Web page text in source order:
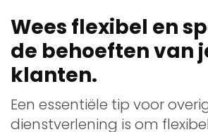
Wees flexibel en
de behoeften van
klanten.
Een essentiële tip voor
dienstverlening is om